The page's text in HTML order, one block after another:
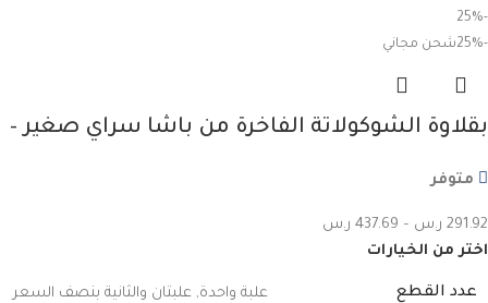
-25%
-25%
شحن مجاني
بقلاوة الشوكولاتة الفاخرة من باشا سراي صغير –
متوفر
291.92 ر.س –
437.69 ر.س
اختر من الخيارات
عدد القطع علبة واحدة, علبتان والثانية بنصف السعر